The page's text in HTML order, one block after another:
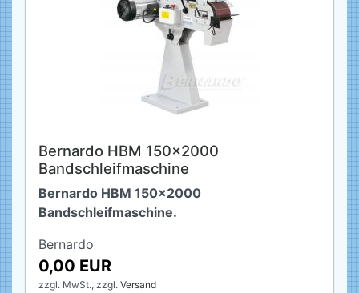
Bernardo HBM 150x2000
Bandschleifmaschine
Bernardo HBM 150x2000
Bandschleifmaschine.
Bernardo
0,00 EUR
zzgl. MwSt., zzgl. Versand